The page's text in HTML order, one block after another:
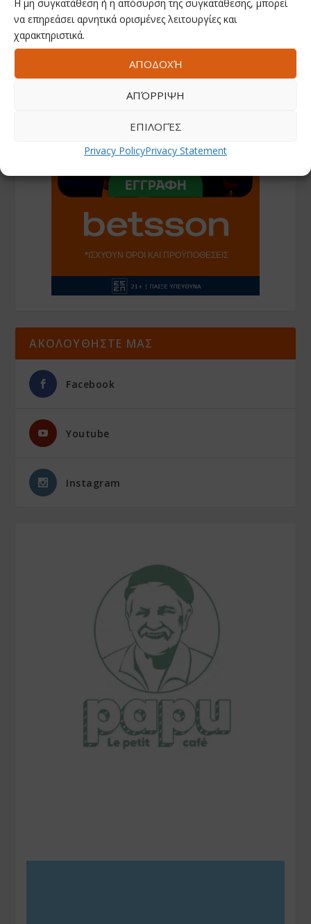
Η μη συγκατάθεση ή η απόσυρση της συγκατάθεσης, μπορεί
να επηρεάσει αρνητικά ορισμένες λειτουργίες και
χαρακτηριστικά.
ΑΠΟΔΟΧΉ
ΑΠΌΡΡΙΨΗ
ΕΠΙΛΟΓΈΣ
Privacy PolicyPrivacy Statement
ΑΚΟΛΟΥΘΗΣΤΕ ΜΑΣ
Facebook
Youtube
Instagram